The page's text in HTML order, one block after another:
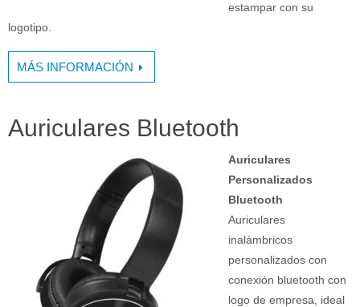
estampar con su
logotipo.
MÁS INFORMACIÓN
Auriculares Bluetooth
Auriculares
Personalizados
Bluetooth
Auriculares
inalámbricos
personalizados con
conexión bluetooth con
logo de empresa, ideal